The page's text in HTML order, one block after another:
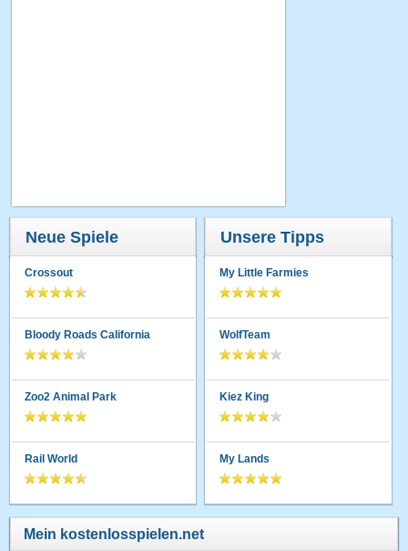
Neue Spiele
Crossout
Bloody Roads California
Zoo2 Animal Park
Rail World
Unsere Tipps
My Little Farmies
WolfTeam
Kiez King
My Lands
Mein kostenlosspielen.net